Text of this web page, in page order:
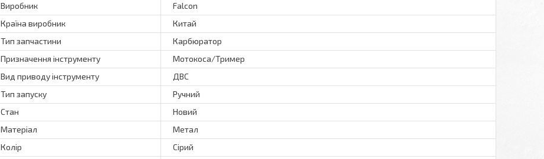
Виробник
Falcon
Країна виробник
Китай
Тип запчастини
Карбюратор
Призначення інструменту
Мотокоса/Тример
Вид приводу інструменту
ДВС
Тип запуску
Ручний
Стан
Новий
Матеріал
Метал
Колір
Сірий